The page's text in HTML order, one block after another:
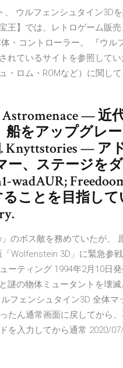
ウルフェンシュタイン3D
王】では、レトロゲーム販
・コントローラー。 『ウル
れているサイトを参照して
ロム・ROMなど）に関して
Astromenace — 近
をアップグレ
Knyttstories — ア
、ステージを
wadAUR;
ことを目指し
のボス敵を務めていたが、
Wolfenstein 3D」に緊急参
ーティング 1994年2月10日
謎の物体ミュータントを壊
フェンシュタイン3D 全体マ
たん通常画面に戻してから
を入力してから通常 2020/